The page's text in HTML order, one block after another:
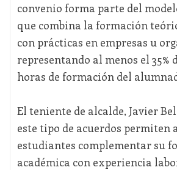
convenio forma parte del
que combina la formación
con prácticas en empresas u
representando al menos el 35%
horas de formación del
El teniente de alcalde, Javier
este tipo de acuerdos permiten
estudiantes complementar su
académica con experiencia